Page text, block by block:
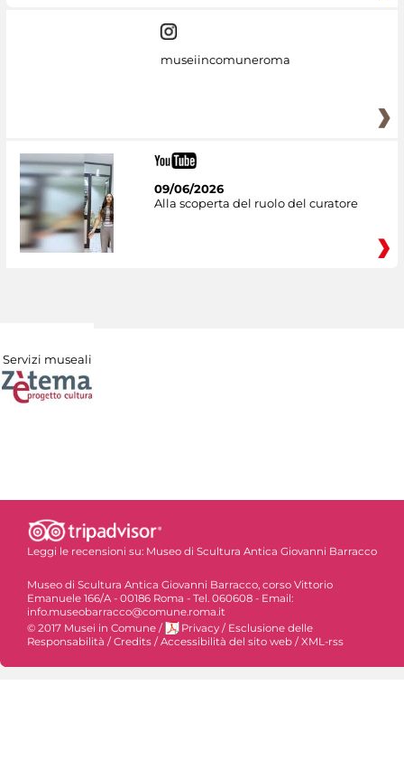
museiincomuneroma
09/06/2026
Alla scoperta del ruolo del curatore
Servizi museali
Leggi le recensioni su: Museo di Scultura Antica Giovanni Barracco
Museo di Scultura Antica Giovanni Barracco, corso Vittorio
Emanuele 166/A - 00186 Roma - Tel. 060608 - Email:
info.museobarracco@comune.roma.it
© 2017 Musei in Comune / Privacy / Esclusione delle
Responsabilità / Credits / Accessibilità del sito web / XML-rss